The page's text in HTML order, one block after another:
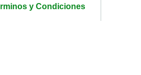
y Condiciones